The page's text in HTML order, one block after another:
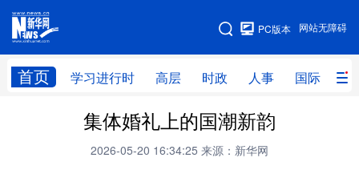
网站无障碍
PC版本
首页 学习进行时 高层 时政 人事 国际 财
网站地图
高层 时政
财经 网评
集体婚礼上的国潮新韵
2026-05-20 16:34:25 来源：新华网